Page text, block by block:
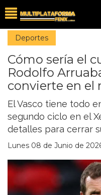
Deportes
Cómo sería el
Rodolfo
convierte en el
El Vasco tiene todo
segundo ciclo en el
detalles para cerrar
Lunes 08 de Junio de